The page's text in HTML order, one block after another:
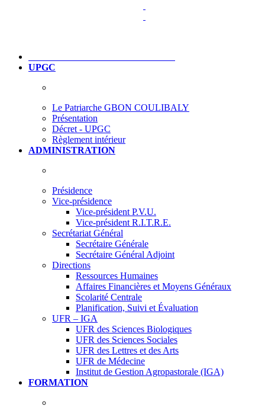
UPGC
Le Patriarche GBON COULIBALY
Présentation
Décret - UPGC
Règlement intérieur
ADMINISTRATION
Présidence
Vice-présidence
Vice-président P.V.U.
Vice-président R.I.T.R.E.
Secrétariat Général
Secrétaire Générale
Secrétaire Général Adjoint
Directions
Ressources Humaines
Affaires Financières et Moyens Généraux
Scolarité Centrale
Planification, Suivi et Évaluation
UFR – IGA
UFR des Sciences Biologiques
UFR des Sciences Sociales
UFR des Lettres et des Arts
UFR de Médecine
Institut de Gestion Agropastorale (IGA)
FORMATION